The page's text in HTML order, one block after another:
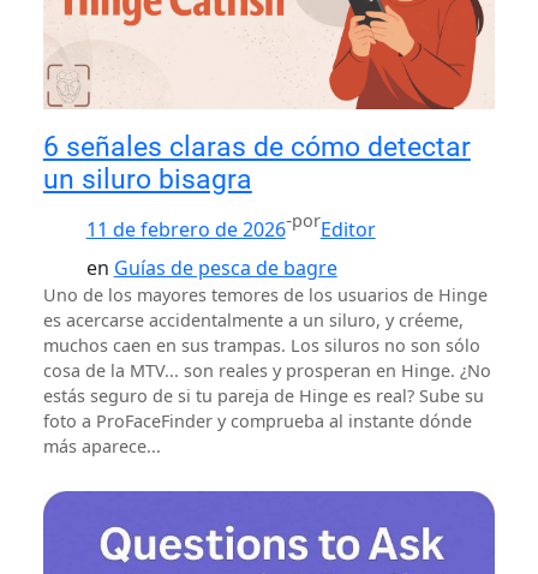
6 señales claras de cómo detectar
un siluro bisagra
11 de febrero de 2026-porEditor
en Guías de pesca de bagre
Uno de los mayores temores de los usuarios de Hinge
es acercarse accidentalmente a un siluro, y créeme,
muchos caen en sus trampas. Los siluros no son sólo
cosa de la MTV... son reales y prosperan en Hinge. ¿No
estás seguro de si tu pareja de Hinge es real? Sube su
foto a ProFaceFinder y comprueba al instante dónde
más aparece...